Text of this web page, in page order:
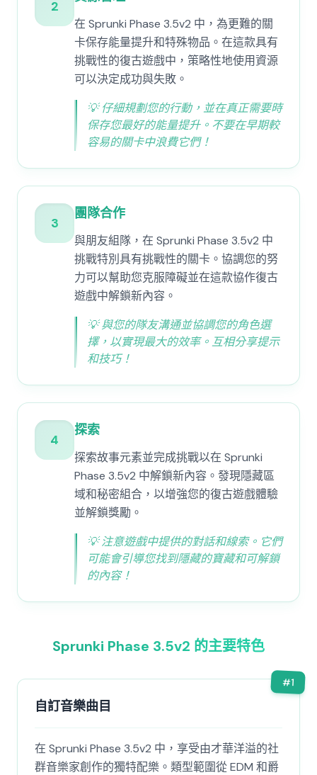
2
在 Sprunki Phase 3.5v2 中，為更難的關
卡保存能量提升和特殊物品。在這款具有
挑戰性的復古遊戲中，策略性地使用資源
可以決定成功與失敗。
💡仔細規劃您的行動，並在真正需要時
保存您最好的能量提升。不要在早期較
容易的關卡中浪費它們！
3
團隊合作
與朋友組隊，在 Sprunki Phase 3.5v2 中
挑戰特別具有挑戰性的關卡。協調您的努
力可以幫助您克服障礙並在這款協作復古
遊戲中解鎖新內容。
💡與您的隊友溝通並協調您的角色選
擇，以實現最大的效率。互相分享提示
和技巧！
4
探索
探索故事元素並完成挑戰以在 Sprunki
Phase 3.5v2 中解鎖新內容。發現隱藏區
域和秘密組合，以增強您的復古遊戲體驗
並解鎖獎勵。
💡注意遊戲中提供的對話和線索。它們
可能會引導您找到隱藏的寶藏和可解鎖
的內容！
Sprunki Phase 3.5v2 的主要特色
#1
自訂音樂曲目
在 Sprunki Phase 3.5v2 中，享受由才華洋溢的社
群音樂家創作的獨特配樂。類型範圍從 EDM 和爵